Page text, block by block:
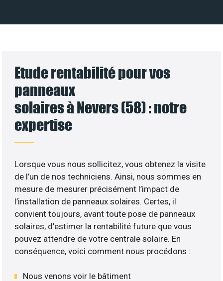
Etude rentabilité pour vos
panneaux
solaires à Nevers (58) : notre
expertise
Lorsque vous nous sollicitez, vous obtenez la visite
de l’un de nos techniciens. Ainsi, nous sommes en
mesure de mesurer précisément l’impact de
l’installation de panneaux solaires. Certes, il
convient toujours, avant toute pose de panneaux
solaires, d’estimer la rentabilité future que vous
pouvez attendre de votre centrale solaire. En
conséquence, voici comment nous procédons :
Nous venons voir le bâtiment